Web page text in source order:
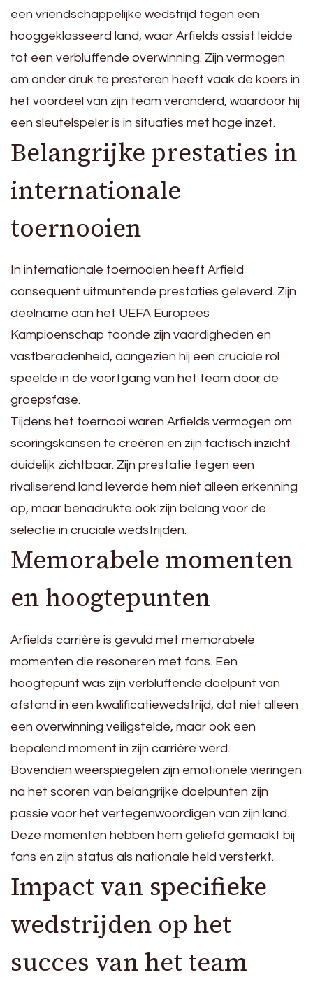
een vriendschappelijke wedstrijd tegen een
hooggeklasseerd land, waar Arfields assist leidde
tot een verbluffende overwinning. Zijn vermogen
om onder druk te presteren heeft vaak de koers in
het voordeel van zijn team veranderd, waardoor hij
een sleutelspeler is in situaties met hoge inzet.
Belangrijke prestaties in
internationale
toernooien
In internationale toernooien heeft Arfield
consequent uitmuntende prestaties geleverd. Zijn
deelname aan het UEFA Europees
Kampioenschap toonde zijn vaardigheden en
vastberadenheid, aangezien hij een cruciale rol
speelde in de voortgang van het team door de
groepsfase.
Tijdens het toernooi waren Arfields vermogen om
scoringskansen te creëren en zijn tactisch inzicht
duidelijk zichtbaar. Zijn prestatie tegen een
rivaliserend land leverde hem niet alleen erkenning
op, maar benadrukte ook zijn belang voor de
selectie in cruciale wedstrijden.
Memorabele momenten
en hoogtepunten
Arfields carrière is gevuld met memorabele
momenten die resoneren met fans. Een
hoogtepunt was zijn verbluffende doelpunt van
afstand in een kwalificatiewedstrijd, dat niet alleen
een overwinning veiligstelde, maar ook een
bepalend moment in zijn carrière werd.
Bovendien weerspiegelen zijn emotionele vieringen
na het scoren van belangrijke doelpunten zijn
passie voor het vertegenwoordigen van zijn land.
Deze momenten hebben hem geliefd gemaakt bij
fans en zijn status als nationale held versterkt.
Impact van specifieke
wedstrijden op het
succes van het team